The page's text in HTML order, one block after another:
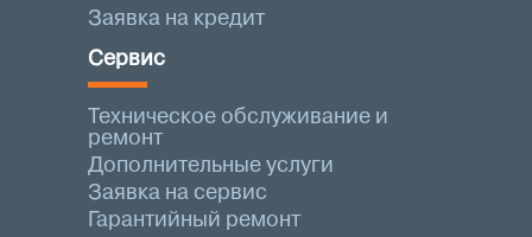
Заявка на кредит
Сервис
Техническое обслуживание и
ремонт
Дополнительные услуги
Заявка на сервис
Гарантийный ремонт